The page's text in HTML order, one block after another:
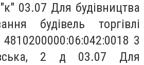
03.07 Для будівництва
будівель торгівлі
4810200000:06:042:0018 3
2 д 03.07 Для